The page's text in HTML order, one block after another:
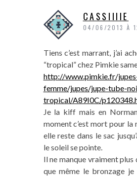
CASSIIIIE
04/06/2013 À
Tiens c’est marrant, j’ai
“tropical” chez Pimkie
http://www.pimkie.fr/
femme/jupes/jupe-tube-
tropical/A89I0C/
Je la kiff mais en
moment c’est mort pour la
elle reste dans le sac
le soleil se pointe.
Il ne manque vraiment plus
que même le bronzage je